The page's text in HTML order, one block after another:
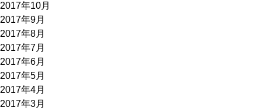
2017年10月
2017年9月
2017年8月
2017年7月
2017年6月
2017年5月
2017年4月
2017年3月